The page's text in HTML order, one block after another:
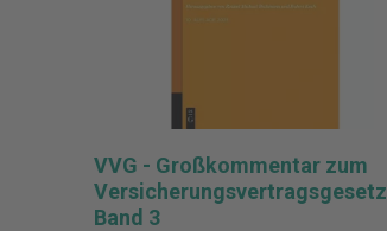
VVG - Großkommentar zum
Versicherungsvertragsgesetz
Band 3